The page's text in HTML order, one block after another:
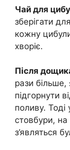
Чай для
зберігати
кожну
хворіє.
Після
рази
підгорнути
поливу. Тоді
стовбури,
з’являться